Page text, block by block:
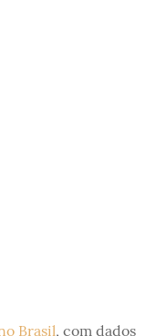
Brasil, com dados